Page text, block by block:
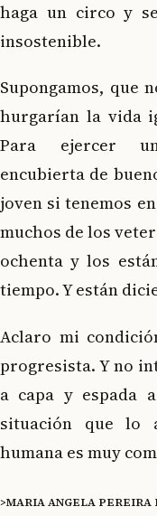
haga un circo y
insostenible.
Supongamos, que
hurgarían la vida
Para ejercer
encubierta de
joven si tenemos
muchos de los
ochenta y los
tiempo. Y están
Aclaro mi
progresista. Y no
a capa y espada
situación que lo
humana es muy
>MARIA ANGELA PEREIRA